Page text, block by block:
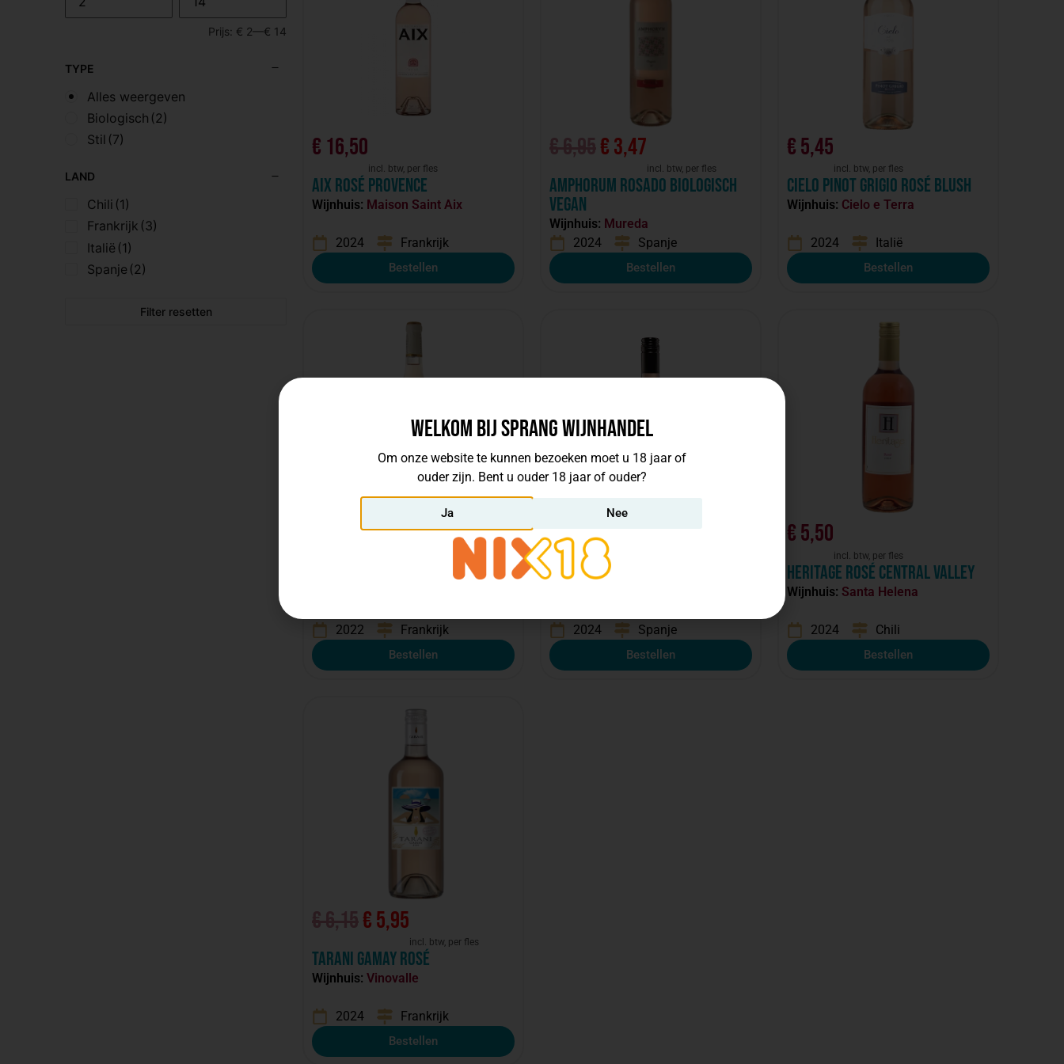
Prijs: € 2—€ 14
TYPE
Alles weergeven
Biologisch (2)
Stil (7)
LAND
Chili (1)
Frankrijk (3)
Italië (1)
Spanje (2)
Filter resetten
€ 16,50
incl. btw, per fles
AIX Rosé Provence
Wijnhuis: Maison Saint Aix
2024 Frankrijk
Bestellen
€6,95€3,47
incl. btw, per fles
Amphorum Rosado Biologisch
Vegan
Wijnhuis: Mureda
2024
Spanje
Bestellen
€5,45
incl. btw, per fles
Cielo Pinot Grigio Rosé Blush
Wijnhuis: Cielo e Terra
2024 Italië
Bestellen
€4,48
incl. btw, per fles
Estadon Héritage Rosé
2022
Frankrijk
Bestellen
€6,75
incl. btw, per fles
Green Trail Tempranillo
2024
Spanje
Bestellen
€5,50
incl. btw, per fles
Heritage Rosé Central valley
Wijnhuis: Santa Helena
2024 Chili
Bestellen
€6,15€5,95
incl. btw, per fles
Tarani Gamay Rosé
Wijnhuis: Vinovalle
2024 Frankrijk
Bestellen
Welkom bij Sprang Wijnhandel
Om onze website te kunnen bezoeken moet u 18 jaar of
ouder zijn. Bent u ouder 18 jaar of ouder?
Ja Nee